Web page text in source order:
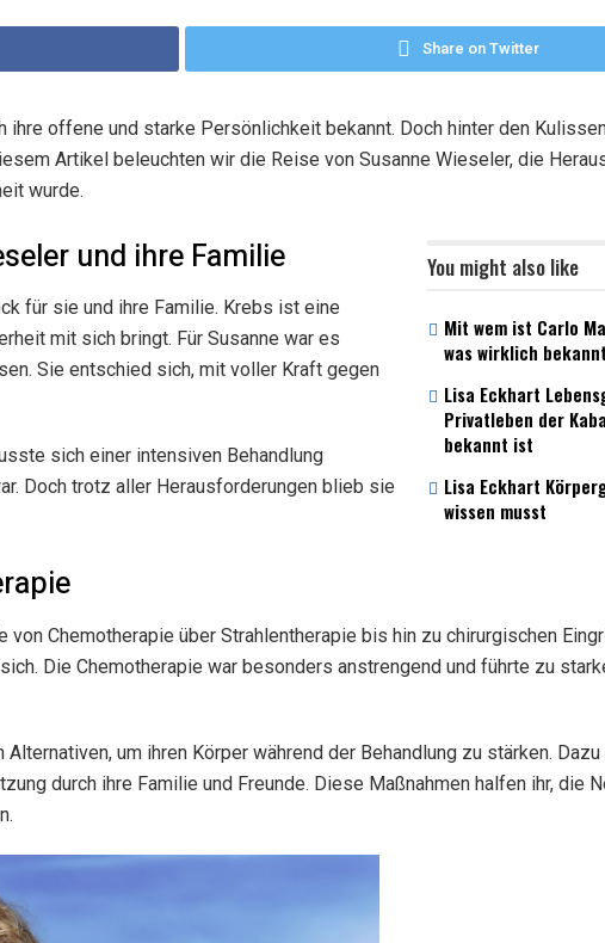
Share on Twitter
ihre offene und starke Persönlichkeit bekannt. Doch hinter den
Artikel beleuchten wir die Reise von Susanne Wieseler, die
wurde.
You might also like
Mit wem ist Carlo
was wirklich
Lisa Eckhart
Privatleben der
bekannt ist
Lisa Eckhart
wissen musst
und ihre Familie
für sie und ihre Familie. Krebs ist eine
mit sich bringt. Für Susanne war es
Sie entschied sich, mit voller Kraft gegen
sich einer intensiven Behandlung
Doch trotz aller Herausforderungen blieb sie
Chemotherapie über Strahlentherapie bis hin zu chirurgischen
Die Chemotherapie war besonders anstrengend und führte zu
um ihren Körper während der Behandlung zu stärken.
durch ihre Familie und Freunde. Diese Maßnahmen halfen ihr, die